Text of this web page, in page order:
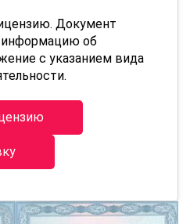
Документ
об
с указанием вида